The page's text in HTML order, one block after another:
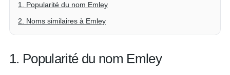
1. Popularité du nom Emley
2. Noms similaires à Emley
1. Popularité du nom Emley